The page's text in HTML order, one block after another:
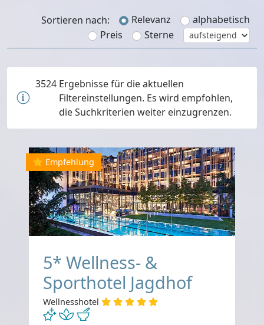
Sortieren nach: Relevanz
alphabetisch
Preis
Sterne
3524 Ergebnisse für die aktuellen
Filtereinstellungen. Es wird empfohlen,
die Suchkriterien weiter einzugrenzen.
Empfehlung
5* Wellness- &
Sporthotel Jagdhof
Wellnesshotel